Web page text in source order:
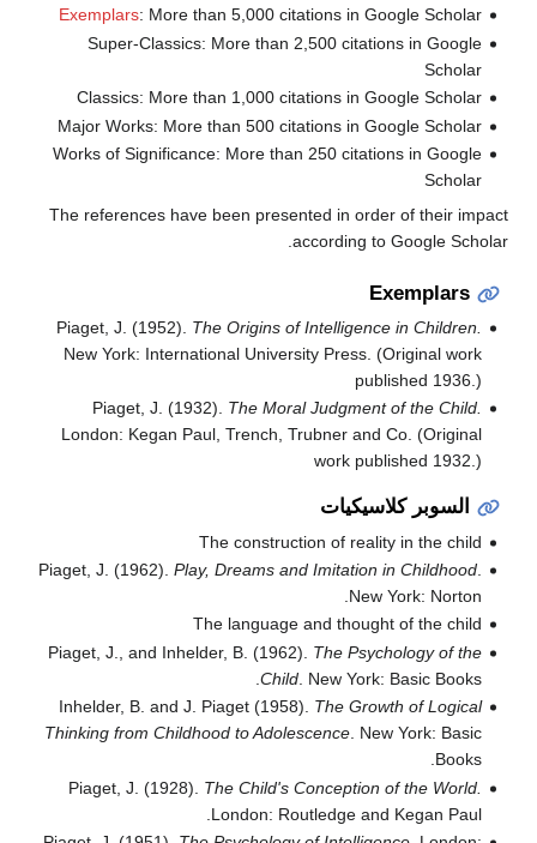
Exemplars: More than 5,000 citations in Google Scholar
Super-Classics: More than 2,500 citations in Google
Scholar
Classics: More than 1,000 citations in Google Scholar
Major Works: More than 500 citations in Google Scholar
Works of Significance: More than 250 citations in Google
Scholar
The references have been presented in order of their impact
according to Google Scholar.
Exemplars
Piaget, J. (1952). The Origins of Intelligence in Children.
New York: International University Press. (Original work
published 1936.)
Piaget, J. (1932). The Moral Judgment of the Child.
London: Kegan Paul, Trench, Trubner and Co. (Original
work published 1932.)
السوبر كلاسيكيات
The construction of reality in the child
Piaget, J. (1962). Play, Dreams and Imitation in Childhood.
New York: Norton.
The language and thought of the child
Piaget, J., and Inhelder, B. (1962). The Psychology of the
Child. New York: Basic Books.
Inhelder, B. and J. Piaget (1958). The Growth of Logical
Thinking from Childhood to Adolescence. New York: Basic
Books.
Piaget, J. (1928). The Child's Conception of the World.
London: Routledge and Kegan Paul.